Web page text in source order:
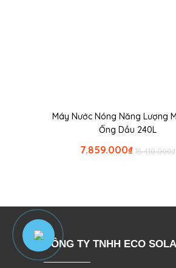
Máy Nước Nóng Năng Lượng
Ống Dầu 240L
₫
15.410.000
₫
7.859.000
CÔNG TY TNHH ECO